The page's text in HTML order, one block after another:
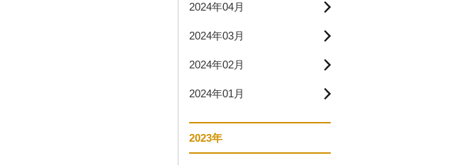
2024年04月
2024年03月
2024年02月
2024年01月
2023年